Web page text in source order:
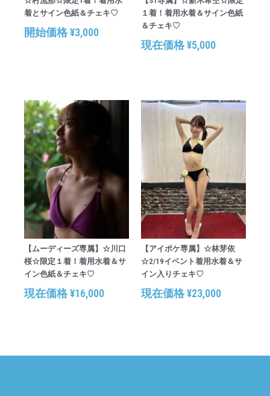
着とサイン色紙＆チェキ♡
開始価格¥3,000
１着！着用水着＆サイン色紙
＆チェキ♡
現在価格¥5,000
【ムーディーズ専属】☆川口
桜☆限定１着！着用水着＆サ
イン色紙＆チェキ♡
現在価格¥16,000
【アイポケ専属】☆林芽依
☆2/19イベント着用水着＆サ
イン入りチェキ♡
現在価格¥23,000